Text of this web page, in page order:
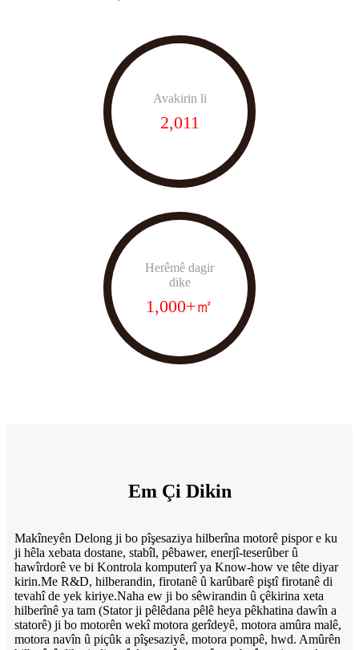
Avakirin li
2,011
Herêmê dagir
dike
1,000+㎡
Em Çi Dikin
Makîneyên Delong ji bo pîşesaziya hilberîna motorê pispor e ku
ji hêla xebata dostane, stabîl, pêbawer, enerjî-teserûber û
hawîrdorê ve bi Kontrola komputerî ya Know-how ve tête diyar
kirin.Me R&D, hilberandin, firotanê û karûbarê piştî firotanê di
tevahî de yek kiriye.Naha ew ji bo sêwirandin û çêkirina xeta
hilberînê ya tam (Stator ji pêlêdana pêlê heya pêkhatina dawîn a
statorê) ji bo motorên wekî motora gerîdeyê, motora amûra malê,
motora navîn û piçûk a pîşesaziyê, motora pompê, hwd. Amûrên